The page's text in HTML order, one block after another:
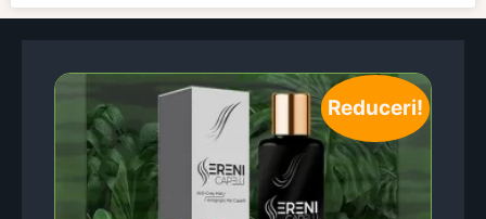
Reduceri!